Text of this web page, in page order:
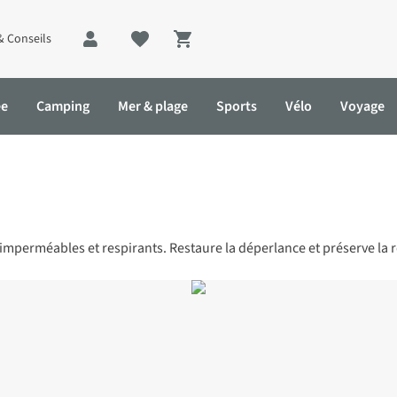
Conseils
Shopping cart
Camping Mer & plage Sports Vélo Voyage
et respirants. Restaure la déperlance et préserve la